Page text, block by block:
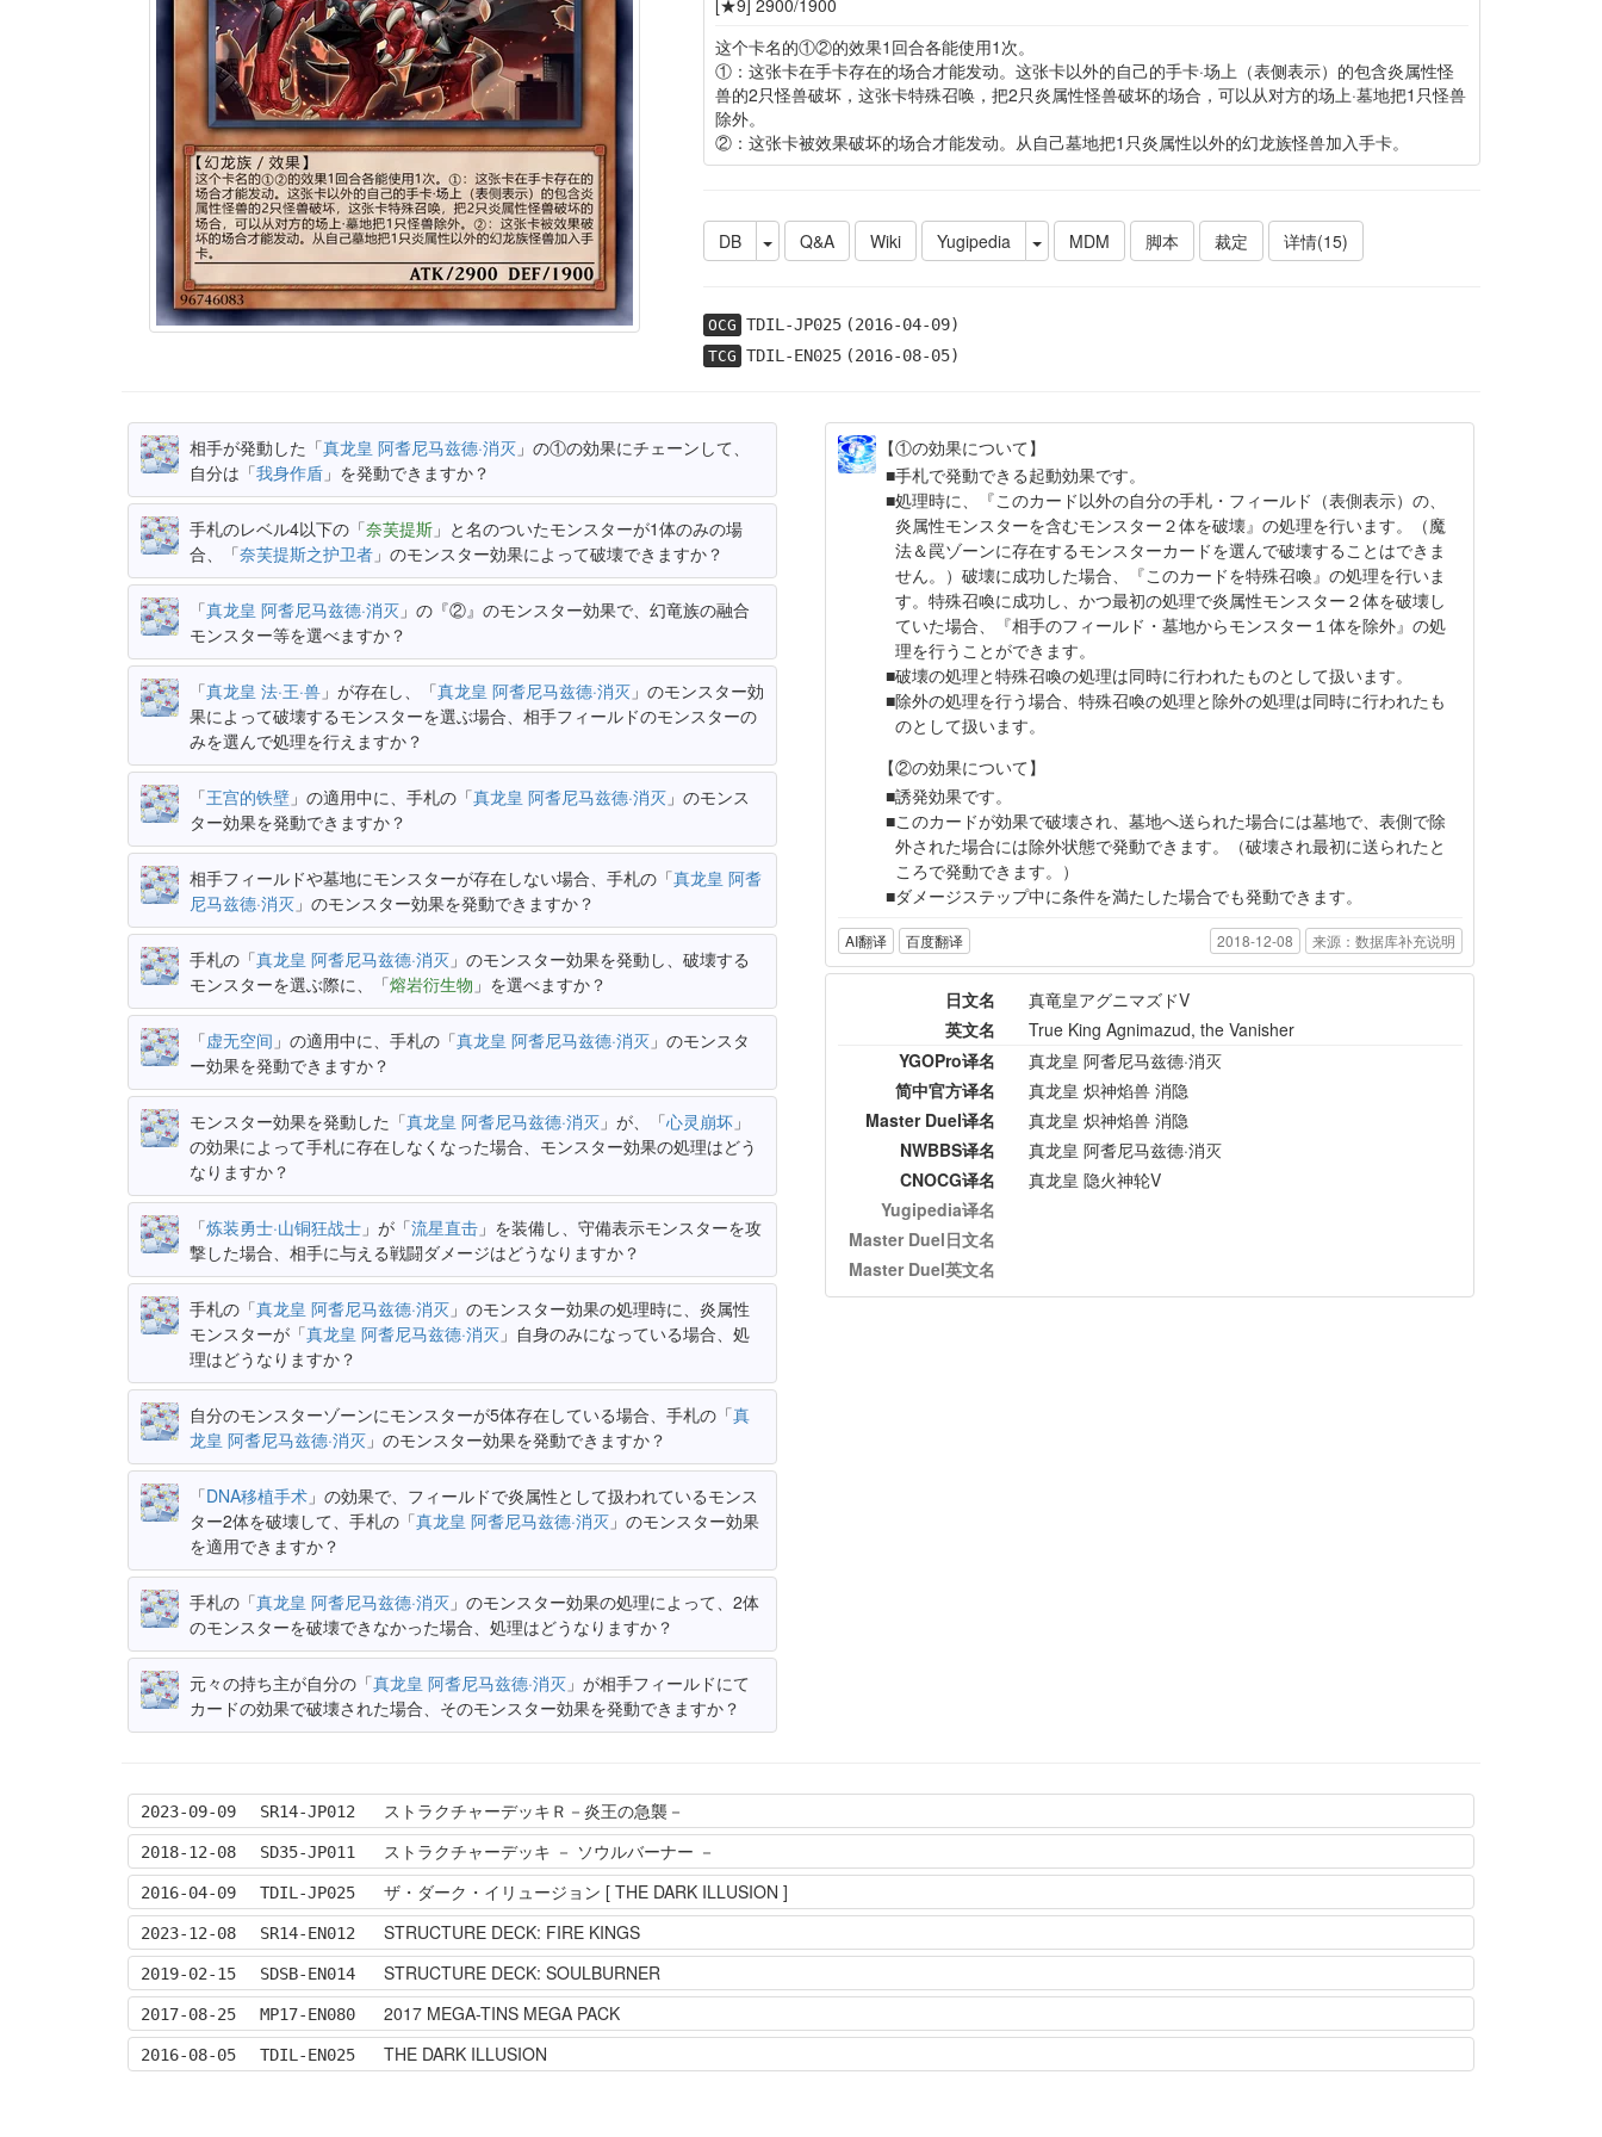
这个卡名的①②的效果1回合各能使用1次。
①：这张卡在手卡存在的场合才能发动。这张卡以外的自己的手卡·场上（表侧表示）的包含炎属性怪
兽的2只怪兽破坏，这张卡特殊召唤，把2只炎属性怪兽破坏的场合，可以从对方的场上·墓地把1只怪兽
除外。
②：这张卡被效果破坏的场合才能发动。从自己墓地把1只炎属性以外的幻龙族怪兽加入手卡。
DB Q&A Wiki Yugipedia MDM 脚本 裁定 详情(15)
OCG TDIL-JP025(2016-04-09)
TCG TDIL-EN025(2016-08-05)
相手が発動した「真龙皇 阿耆尼马兹德·消灭 」の①の効果にチェーンして、
自分は「我身作盾 」を発動できますか？
手札のレベル4以下の「奈芙提斯 」と名のついたモンスターが1体のみの場
合、「奈芙提斯之护卫者 」のモンスター効果によって破壊できますか？
「真龙皇 阿耆尼马兹德·消灭 」の『②』のモンスター効果で、幻竜族の融合
モンスター等を選べますか？
「真龙皇 法·王·兽 」が存在し、「真龙皇 阿耆尼马兹德·消灭 」のモンスター効
果によって破壊するモンスターを選ぶ場合、相手フィールドのモンスターの
みを選んで処理を行えますか？
「王宫的铁壁 」の適用中に、手札の「真龙皇 阿耆尼马兹德·消灭 」のモンス
ター効果を発動できますか？
相手フィールドや墓地にモンスターが存在しない場合、手札の「真龙皇 阿耆
尼马兹德·消灭 」のモンスター効果を発動できますか？
手札の「真龙皇 阿耆尼马兹德·消灭 」のモンスター効果を発動し、破壊する
モンスターを選ぶ際に、「熔岩衍生物 」を選べますか？
「虚无空间 」の適用中に、手札の「真龙皇 阿耆尼马兹德·消灭 」のモンスタ
ー効果を発動できますか？
モンスター効果を発動した「真龙皇 阿耆尼马兹德·消灭 」が、「心灵崩坏 」
の効果によって手札に存在しなくなった場合、モンスター効果の処理はどう
なりますか？
「炼装勇士·山铜狂战士 」が「流星直击 」を装備し、守備表示モンスターを攻
撃した場合、相手に与える戦闘ダメージはどうなりますか？
手札の「真龙皇 阿耆尼马兹德·消灭 」のモンスター効果の処理時に、炎属性
モンスターが「真龙皇 阿耆尼马兹德·消灭 」自身のみになっている場合、処
理はどうなりますか？
自分のモンスターゾーンにモンスターが5体存在している場合、手札の「真
龙皇 阿耆尼马兹德·消灭 」のモンスター効果を発動できますか？
「DNA移植手术 」の効果で、フィールドで炎属性として扱われているモンス
ター2体を破壊して、手札の「真龙皇 阿耆尼马兹德·消灭 」のモンスター効果
を適用できますか？
手札の「真龙皇 阿耆尼马兹德·消灭 」のモンスター効果の処理によって、2体
のモンスターを破壊できなかった場合、処理はどうなりますか？
元々の持ち主が自分の「真龙皇 阿耆尼马兹德·消灭 」が相手フィールドにて
カードの効果で破壊された場合、そのモンスター効果を発動できますか？
【①の効果について】
手札で発動できる起動効果です。
処理時に、『このカード以外の自分の手札・フィールド（表側表示）の、
炎属性モンスターを含むモンスター２体を破壊』の処理を行います。（魔
法＆罠ゾーンに存在するモンスターカードを選んで破壊することはできま
せん。）破壊に成功した場合、『このカードを特殊召喚』の処理を行いま
す。特殊召喚に成功し、かつ最初の処理で炎属性モンスター２体を破壊し
ていた場合、『相手のフィールド・墓地からモンスター１体を除外』の処
理を行うことができます。
破壊の処理と特殊召喚の処理は同時に行われたものとして扱います。
除外の処理を行う場合、特殊召喚の処理と除外の処理は同時に行われたも
のとして扱います。
【②の効果について】
誘発効果です。
このカードが効果で破壊され、墓地へ送られた場合には墓地で、表側で除
外された場合には除外状態で発動できます。（破壊され最初に送られたと
ころで発動できます。）
ダメージステップ中に条件を満たした場合でも発動できます。
AI翻译 百度翻译 2018-12-08 来源：数据库补充说明
日文名
真竜皇アグニマズドV
英文名
True King Agnimazud, the Vanisher
YGOPro译名
真龙皇 阿耆尼马兹德·消灭
简中官方译名
真龙皇 炽神焰兽 消隐
Master Duel译名
真龙皇 炽神焰兽 消隐
NWBBS译名
真龙皇 阿耆尼马兹德·消灭
CNOCG译名
真龙皇 隐火神轮V
Yugipedia译名
Master Duel日文名
Master Duel英文名
2023-09-09 SR14-JP012 ストラクチャーデッキＲ－炎王の急襲－
2018-12-08 SD35-JP011 ストラクチャーデッキ － ソウルバーナー －
2016-04-09 TDIL-JP025 ザ・ダーク・イリュージョン [ THE DARK ILLUSION ]
2023-12-08 SR14-EN012 STRUCTURE DECK: FIRE KINGS
2019-02-15 SDSB-EN014 STRUCTURE DECK: SOULBURNER
2017-08-25 MP17-EN080 2017 MEGA-TINS MEGA PACK
2016-08-05 TDIL-EN025 THE DARK ILLUSION